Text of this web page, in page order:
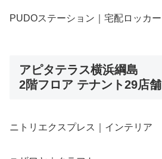
PUDOステーション｜宅配ロッカー
アピタテラス横浜綱島
2階フロア テナント29店舗
ニトリエクスプレス｜インテリア